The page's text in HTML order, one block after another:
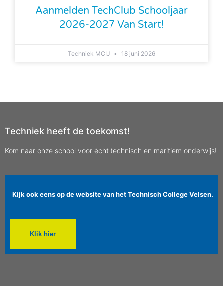
Aanmelden TechClub Schooljaar
2026-2027 Van Start!
Techniek MCIJ 18 juni 2026
Techniek heeft de toekomst!
Kom naar onze school voor ècht technisch en maritiem onderwijs!
Kijk ook eens op de website van het Technisch College Velsen.
Klik hier